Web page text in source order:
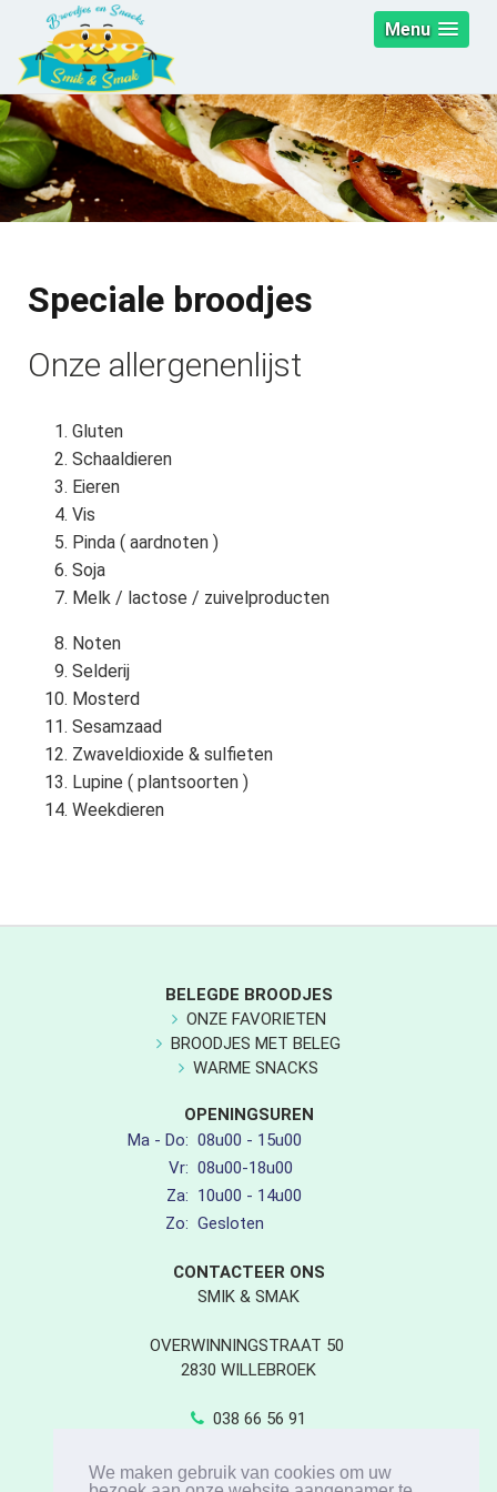
We maken gebruik van cookies om uw
Menu
Speciale broodjes
Onze allergenenlijst
Gluten
Schaaldieren
Eieren
Vis
Pinda ( aardnoten )
Soja
Melk / lactose / zuivelproducten
Noten
Selderij
Mosterd
Sesamzaad
Zwaveldioxide & sulfieten
Lupine ( plantsoorten )
Weekdieren
BELEGDE BROODJES
ONZE FAVORIETEN
BROODJES MET BELEG
WARME SNACKS
OPENINGSUREN
Ma - Do: 08u00 - 15u00
Vr: 08u00-18u00
Za: 10u00 - 14u00
Zo: Gesloten
CONTACTEER ONS
SMIK & SMAK
OVERWINNINGSTRAAT 50
2830 WILLEBROEK
038 66 56 91
INFO@SMIKENSMAK.BE